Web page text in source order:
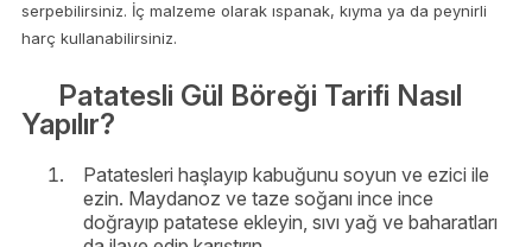
serpebilirsiniz. İç malzeme olarak ıspanak, kıyma ya da peynirli
harç kullanabilirsiniz.
Patatesli Gül Böreği Tarifi Nasıl
Yapılır?
Patatesleri haşlayıp kabuğunu soyun ve ezici ile
ezin. Maydanoz ve taze soğanı ince ince
doğrayıp patatese ekleyin, sıvı yağ ve baharatları